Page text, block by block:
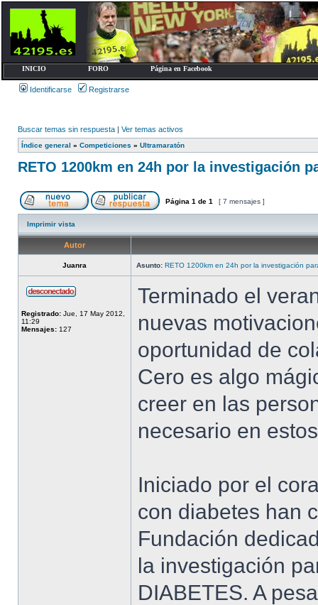
INICIO FORO Página en Facebook
Identificarse Registrarse
Buscar temas sin respuesta | Ver temas activos
Índice general » Competiciones » Ultramaratón
RETO 1200km en 24h por la investigación
Página 1 de 1 [ 7 mensajes ]
Imprimir vista
Autor
Juanra Asunto: RETO 1200km en 24h por la investigación
Registrado: Jue, 17 May 2012,
11:29
Mensajes: 127
Terminado el
nuevas
oportunidad de
Cero es algo
creer en las
necesario en
Iniciado por el
con diabetes han
Fundación
la investigación
DIABETES. A